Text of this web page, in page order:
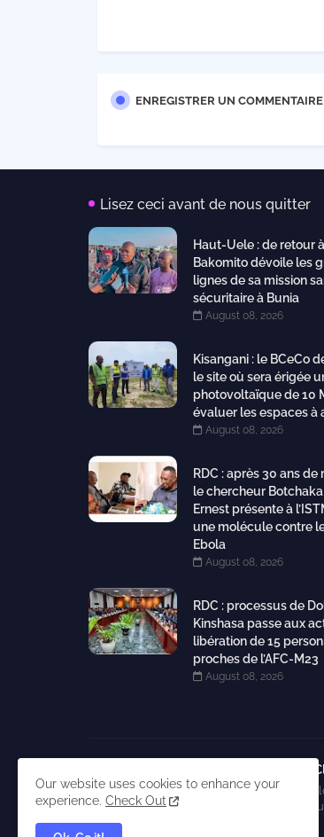
ENREGISTRER UN COMMENTAIRE
Lisez ceci avant de nous quitter
Haut-Uele : de retour
Bakomito dévoile les
lignes de sa mission
sécuritaire à Bunia
August 08, 2026
Kisangani : le BCeCo
le site où sera érigée
photovoltaïque de 10
évaluer les espaces à
August 08, 2026
RDC : après 30 ans de
le chercheur
Ernest présente à
une molécule contre
Ebola
August 08, 2026
RDC : processus de
Kinshasa passe aux
libération de 15
proches de l’AFC-M23
August 08, 2026
La
La
Our website uses cookies to enhance your
experience. Check Out